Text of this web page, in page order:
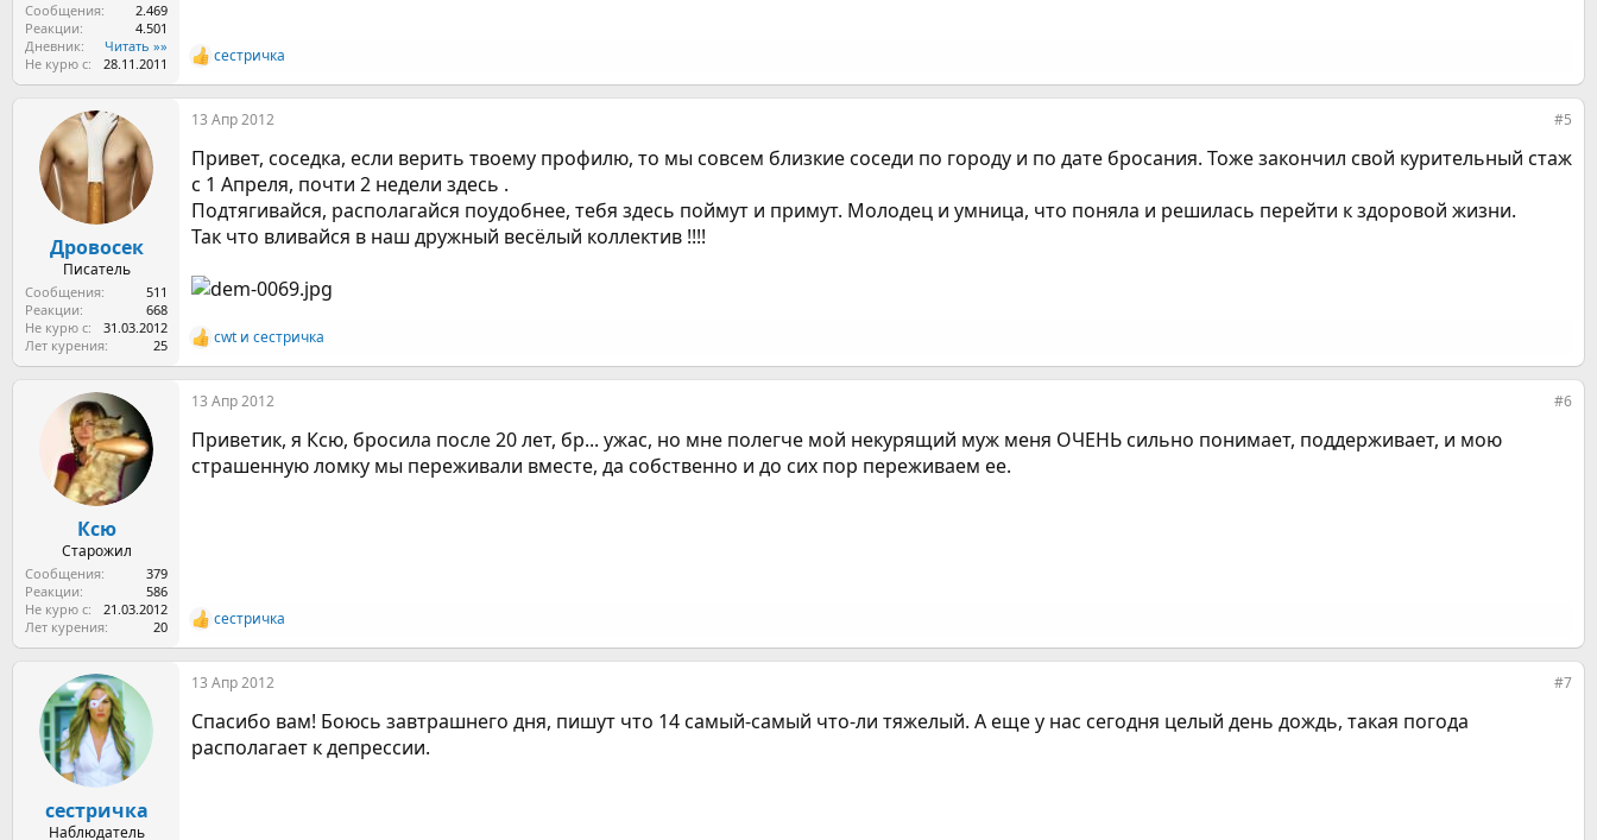
Сообщения
2.469
Реакции
4.501
Дневник
Читать »»
Не курю с
28.11.2011
Р
е
а
к
и
и
:
сестричка
Дровосек
Писатель
Сообщения
511
Реакции
668
Не курю с
31.03.2012
Лет курения
25
13 Апр 2012 #5
Привет, соседка, если верить твоему профилю, то мы совсем близкие соседи по городу и по дате бросания. Тоже закончил свой курительный стаж
с 1 Апреля, почти 2 недели здесь .
Подтягивайся, располагайся поудобнее, тебя здесь поймут и примут. Молодец и умница, что поняла и решилась перейти к здоровой жизни.
Так что вливайся в наш дружный весёлый коллектив !!!!
Р
е
а
к
и
и
:
cwt и сестричка
Ксю
Старожил
Сообщения
379
Реакции
586
Не курю с
21.03.2012
Лет курения
20
13 Апр 2012 #6
Приветик, я Ксю, бросила после 20 лет, бр... ужас, но мне полегче мой некурящий муж меня ОЧЕНЬ сильно понимает, поддерживает, и мою
страшенную ломку мы переживали вместе, да собственно и до сих пор переживаем ее.
Р
е
а
к
и
и
:
сестричка
сестричка
Наблюдатель
13 Апр 2012 #7
Спасибо вам! Боюсь завтрашнего дня, пишут что 14 самый-самый что-ли тяжелый. А еще у нас сегодня целый день дождь, такая погода
располагает к депрессии.